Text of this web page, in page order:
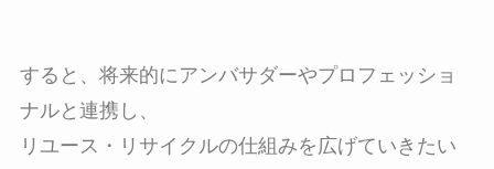
すると、将来的にアンバサダーやプロフェッショ
ナルと連携し、
リユース・リサイクルの仕組みを広げていきたい